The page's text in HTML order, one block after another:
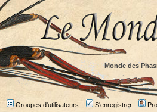
Monde des
Groupes d'utilisateurs S'enregistrer